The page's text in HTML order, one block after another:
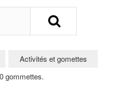
Activités et gomettes
gommettes.